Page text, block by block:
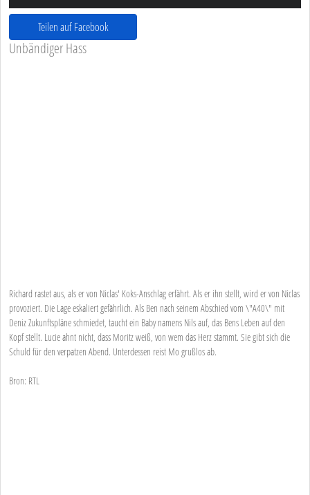
Teilen auf Facebook
Unbändiger Hass
Richard rastet aus, als er von Niclas' Koks-Anschlag erfährt. Als er ihn stellt, wird er von Niclas
provoziert. Die Lage eskaliert gefährlich. Als Ben nach seinem Abschied vom \"A40\" mit
Deniz Zukunftspläne schmiedet, taucht ein Baby namens Nils auf, das Bens Leben auf den
Kopf stellt. Lucie ahnt nicht, dass Moritz weiß, von wem das Herz stammt. Sie gibt sich die
Schuld für den verpatzen Abend. Unterdessen reist Mo grußlos ab.
Bron: RTL